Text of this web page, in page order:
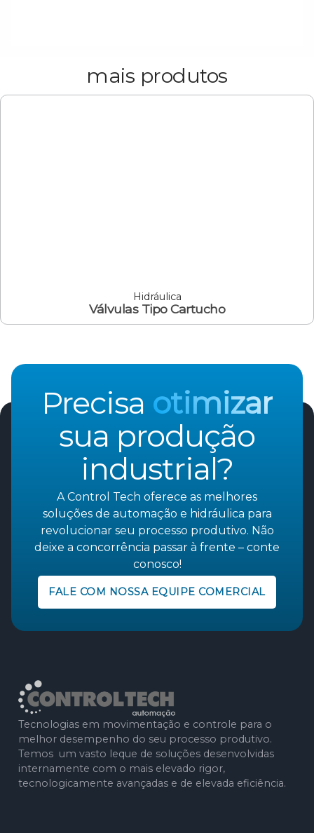
mais produtos
Hidráulica
Válvulas Tipo Cartucho
Precisa otimizar
sua produção
industrial?
A Control Tech oferece as melhores
soluções de automação e hidráulica para
revolucionar seu processo produtivo. Não
deixe a concorrência passar à frente – conte
conosco!
FALE COM NOSSA EQUIPE COMERCIAL
Tecnologias em movimentação e controle para o
melhor desempenho do seu processo produtivo.
Temos um vasto leque de soluções desenvolvidas
internamente com o mais elevado rigor,
tecnologicamente avançadas e de elevada eficiência.